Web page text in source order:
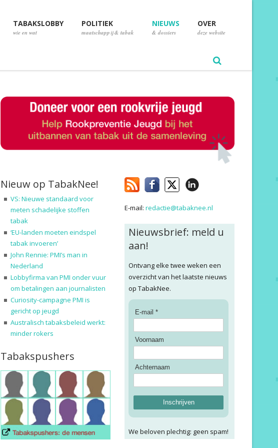
TABAKSLOBBY
wie en wat
POLITIEK
maatschappij & tabak
NIEUWS
& dossiers
OVER
deze website
Nieuw op TabakNee!
VS: Nieuwe standaard voor
meten schadelijke stoffen
tabak
‘EU-landen moeten eindspel
tabak invoeren’
John Rennie: PMI’s man in
Nederland
Lobbyfirma van PMI onder vuur
om betalingen aan journalisten
Curiosity-campagne PMI is
gericht op jeugd
Australisch tabaksbeleid werkt:
minder rokers
Tabakspushers
E-mail:redactie@tabaknee.nl
Nieuwsbrief: meld u
aan!
Ontvang elke twee weken een
overzicht van het laatste nieuws
op TabakNee.
E-mail *
Voornaam
Achternaam
Inschrijven
We beloven plechtig: geen spam!